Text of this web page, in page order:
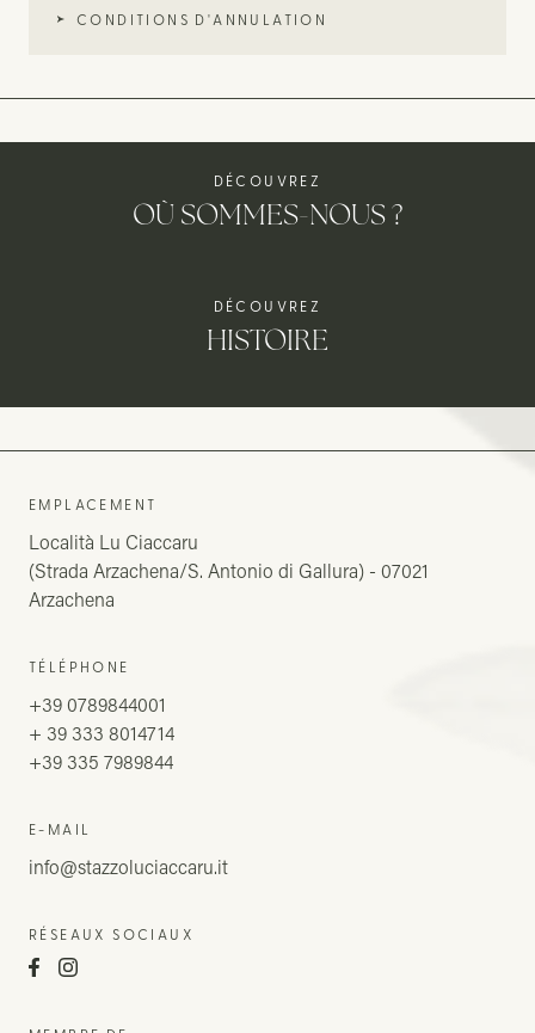
CONDITIONS D'ANNULATION
DÉCOUVREZ
OÙ SOMMES-NOUS ?
DÉCOUVREZ
HISTOIRE
EMPLACEMENT
Località Lu Ciaccaru
(Strada Arzachena/S. Antonio di Gallura) - 07021
Arzachena
TÉLÉPHONE
+39 0789844001
+ 39 333 8014714
+39 335 7989844
E-MAIL
info@stazzoluciaccaru.it
RÉSEAUX SOCIAUX